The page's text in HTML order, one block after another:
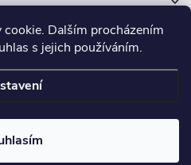
Dalším procházením
s jejich používáním.
. Všechna práva vyhrazena.